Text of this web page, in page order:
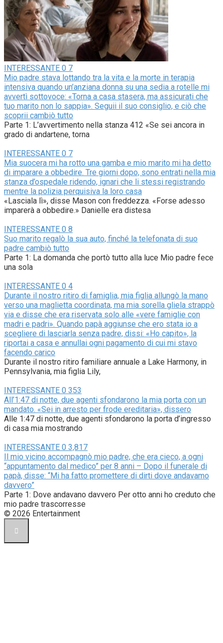
INTERESSANTE 0 7
Mio padre stava lottando tra la vita e la morte in terapia
intensiva quando un’anziana donna su una sedia a rotelle mi
avvertì sottovoce: «Torna a casa stasera, ma assicurati che
tuo marito non lo sappia». Seguii il suo consiglio, e ciò che
scoprii cambiò tutto
Parte 1: L’avvertimento nella stanza 412 «Se sei ancora in
grado di andartene, torna
INTERESSANTE 0 7
Mia suocera mi ha rotto una gamba e mio marito mi ha detto
di imparare a obbedire. Tre giorni dopo, sono entrati nella mia
stanza d’ospedale ridendo, ignari che li stessi registrando
mentre la polizia perquisiva la loro casa
«Lasciala lì», disse Mason con freddezza. «Forse adesso
imparerà a obbedire.» Danielle era distesa
INTERESSANTE 0 8
Suo marito regalò la sua auto, finché la telefonata di suo
padre cambiò tutto
Parte 1: La domanda che portò tutto alla luce Mio padre fece
una sola
INTERESSANTE 0 4
Durante il nostro ritiro di famiglia, mia figlia allungò la mano
verso una maglietta coordinata, ma mia sorella gliela strappò
via e disse che era riservata solo alle «vere famiglie con
madri e padri». Quando papà aggiunse che ero stata io a
scegliere di lasciarla senza padre, dissi: «Ho capito», la
riportai a casa e annullai ogni pagamento di cui mi stavo
facendo carico
Durante il nostro ritiro familiare annuale a Lake Harmony, in
Pennsylvania, mia figlia Lily,
INTERESSANTE 0 353
All’1:47 di notte, due agenti sfondarono la mia porta con un
mandato. «Sei in arresto per frode ereditaria», dissero
Alle 1:47 di notte, due agenti sfondarono la porta d’ingresso
di casa mia mostrando
INTERESSANTE 0 3,817
Il mio vicino accompagnò mio padre, che era cieco, a ogni
“appuntamento dal medico” per 8 anni – Dopo il funerale di
papà, disse: “Mi ha fatto promettere di dirti dove andavamo
davvero”
Parte 1: Dove andavano davvero Per otto anni ho creduto che
mio padre trascorresse
© 2026 Entertainment